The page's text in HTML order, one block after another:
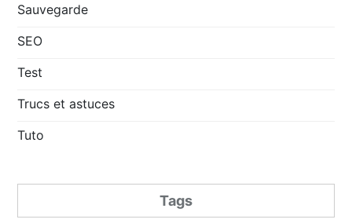
Sauvegarde
SEO
Test
Trucs et astuces
Tuto
Tags